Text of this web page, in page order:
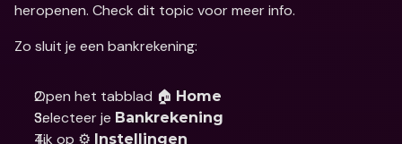
heropenen. Check dit topic voor meer info.
Zo sluit je een bankrekening:
Open het tabblad 🏠 Home
Selecteer je Bankrekening
Tik op ⚙️ Instellingen